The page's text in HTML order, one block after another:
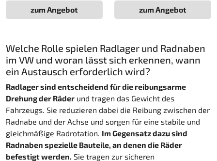
zum Angebot zum Angebot
Welche Rolle spielen Radlager und Radnaben
im VW und woran lässt sich erkennen, wann
ein Austausch erforderlich wird?
Radlager sind entscheidend für die reibungsarme
Drehung der Räder und tragen das Gewicht des
Fahrzeugs. Sie reduzieren dabei die Reibung zwischen der
Radnabe und der Achse und sorgen für eine stabile und
gleichmäßige Radrotation. Im Gegensatz dazu sind
Radnaben spezielle Bauteile, an denen die Räder
befestigt werden. Sie tragen zur sicheren